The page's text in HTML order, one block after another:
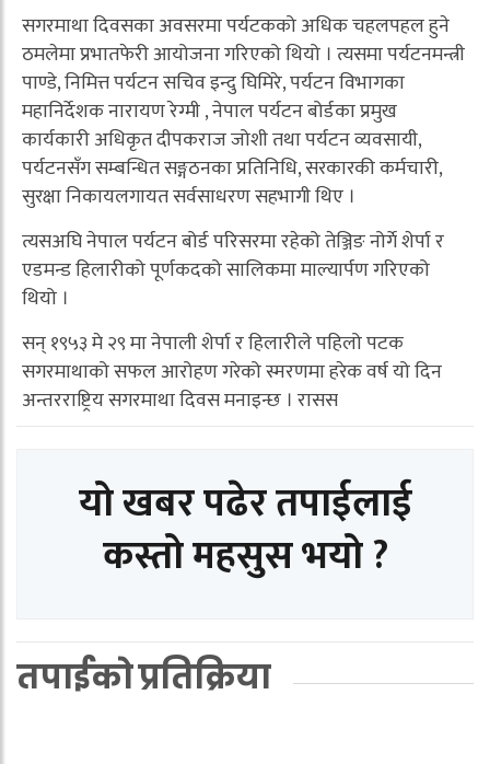
सगरमाथा दिवसका अवसरमा पर्यटकको अधिक चहलपहल हुने
ठमलेमा प्रभातफेरी आयोजना गरिएको थियो । त्यसमा पर्यटनमन्त्री
पाण्डे, निमित्त पर्यटन सचिव इन्दु घिमिरे, पर्यटन विभागका
महानिर्देशक नारायण रेग्मी , नेपाल पर्यटन बोर्डका प्रमुख
कार्यकारी अधिकृत दीपकराज जोशी तथा पर्यटन व्यवसायी,
पर्यटनसँग सम्बन्धित सङ्गठनका प्रतिनिधि, सरकारकी कर्मचारी,
सुरक्षा निकायलगायत सर्वसाधरण सहभागी थिए ।
त्यसअघि नेपाल पर्यटन बोर्ड परिसरमा रहेको तेञ्जिङ नोर्गे शेर्पा र
एडमन्ड हिलारीको पूर्णकदको सालिकमा माल्यार्पण गरिएको
थियो ।
सन् १९५३ मे २९ मा नेपाली शेर्पा र हिलारीले पहिलो पटक
सगरमाथाको सफल आरोहण गरेको स्मरणमा हरेक वर्ष यो दिन
अन्तरराष्ट्रिय सगरमाथा दिवस मनाइन्छ । रासस
यो खबर पढेर तपाईलाई
कस्तो महसुस भयो ?
तपाईको प्रतिक्रिया